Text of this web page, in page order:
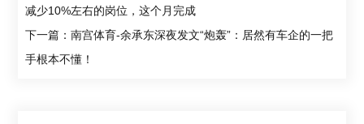
减少10%左右的岗位，这个月完成
下一篇：南宫体育-余承东深夜发文“炮轰”：居然有车企的一把
手根本不懂！